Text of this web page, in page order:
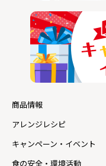
商品情報
アレンジレシピ
キャンペーン・イベント
食の安全・環境活動